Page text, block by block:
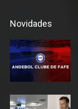
Novidades